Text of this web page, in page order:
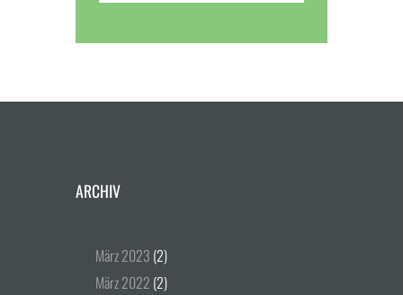
ARCHIV
März2023 (2)
März2022 (2)